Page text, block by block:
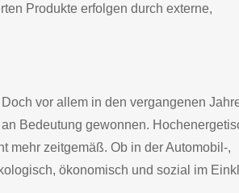
Produkte erfolgen durch externe,
vor allem in den vergangenen
Bedeutung gewonnen.
mehr zeitgemäß. Ob in der Automobil-,
ökonomisch und sozial im